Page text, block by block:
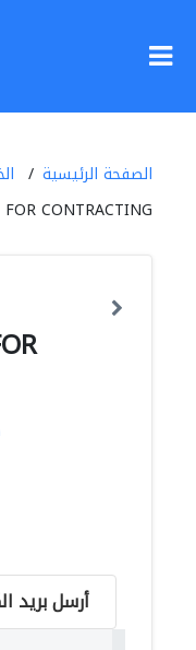
الصفحة الرئيسية
CONTRACTING
أرسل بريد